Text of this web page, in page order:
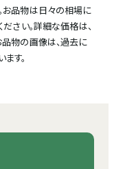
お品物は日々の相場に
さい。詳細な価格は、
物の画像は、過去に
す。